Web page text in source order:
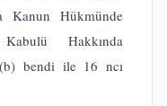
Kanun Hükmünde
Hakkında
bendi ile 16 ncı